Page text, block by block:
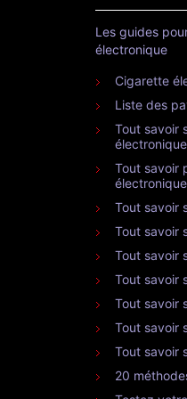
Les guides
électronique
Cigarette
Liste des
Tout savoir
électronique
Tout savoir
électronique
Tout savoir
Tout savoir
Tout savoir
Tout savoir
Tout savoir
Tout savoir
Tout savoir
20